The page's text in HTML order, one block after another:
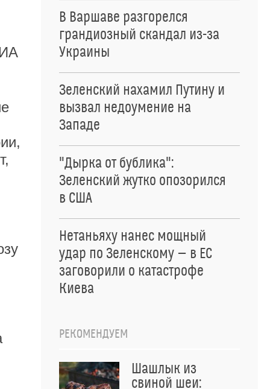
В Варшаве разгорелся
грандиозный скандал из-за
Украины
Зеленский нахамил Путину и
вызвал недоумение на
Западе
"Дырка от бублика":
Зеленский жутко опозорился
в США
Нетаньяху нанес мощный
удар по Зеленскому — в ЕС
заговорили о катастрофе
Киева
РЕКОМЕНДУЕМ
Шашлык из
свиной шеи: